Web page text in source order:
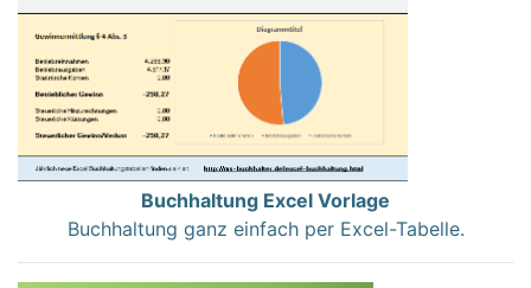
Buchhaltung Excel Vorlage
Buchhaltung ganz einfach per Excel-Tabelle.